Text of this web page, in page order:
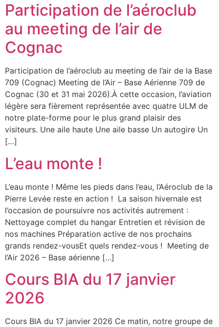
Participation de l’aéroclub
au meeting de l’air de
Cognac
Participation de l’aéroclub au meeting de l’air de la Base
709 (Cognac) Meeting de l’Air – Base Aérienne 709 de
Cognac (30 et 31 mai 2026).À cette occasion, l’aviation
légère sera fièrement représentée avec quatre ULM de
notre plate-forme pour le plus grand plaisir des
visiteurs. Une aile haute Une aile basse Un autogire Un
[…]
L’eau monte !
L’eau monte ! Même les pieds dans l’eau, l’Aéroclub de la
Pierre Levée reste en action ! La saison hivernale est
l’occasion de poursuivre nos activités autrement :
Nettoyage complet du hangar Entretien et révision de
nos machines Préparation active de nos prochains
grands rendez-vousEt quels rendez-vous ! Meeting de
l’Air 2026 – Base aérienne […]
Cours BIA du 17 janvier
2026
Cours BIA du 17 janvier 2026 Ce matin, notre groupe de